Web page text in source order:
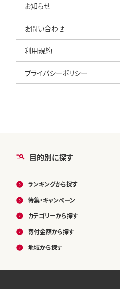
お知らせ
お問い合わせ
利用規約
プライバシーポリシー
目的別に探す
ランキングから探す
特集・キャンペーン
カテゴリーから探す
寄付金額から探す
地域から探す